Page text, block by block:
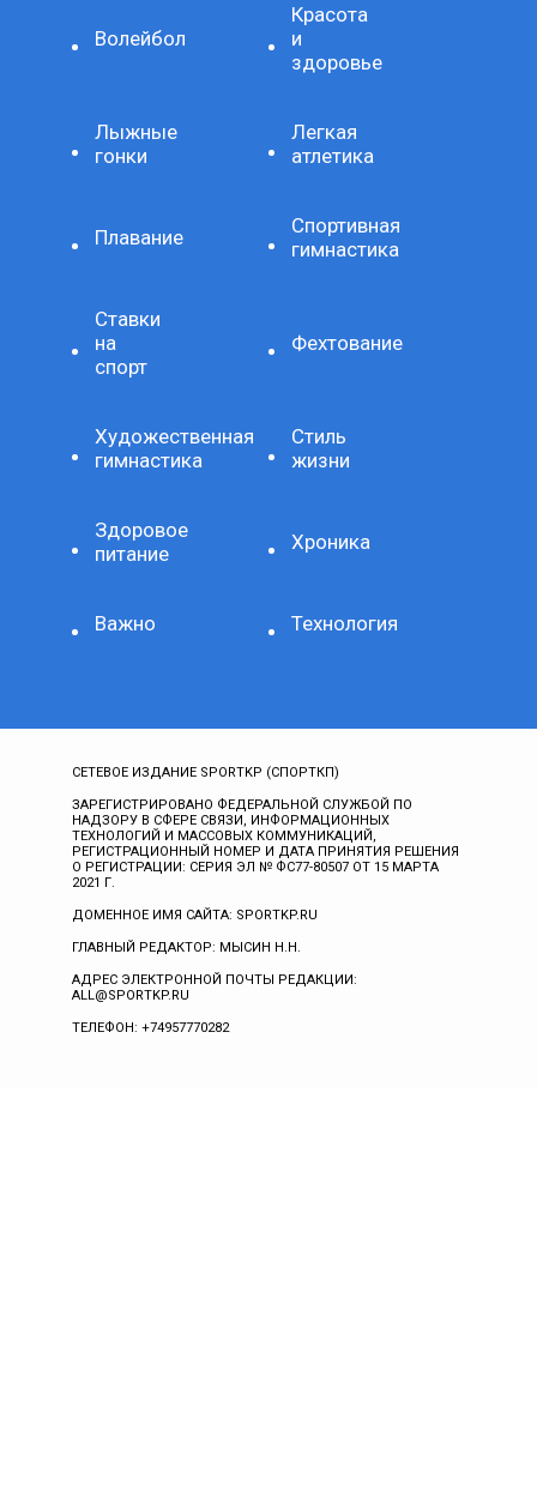
Волейбол
Красота
и
здоровье
Лыжные
гонки
Легкая
атлетика
Плавание
Спортивная
гимнастика
Ставки
на
спорт
Фехтование
Художественная
гимнастика
Стиль
жизни
Здоровое
питание
Хроника
Важно Технология
СЕТЕВОЕ ИЗДАНИЕ SPORTKP (СПОРТКП)
ЗАРЕГИСТРИРОВАНО ФЕДЕРАЛЬНОЙ СЛУЖБОЙ ПО
НАДЗОРУ В СФЕРЕ СВЯЗИ, ИНФОРМАЦИОННЫХ
ТЕХНОЛОГИЙ И МАССОВЫХ КОММУНИКАЦИЙ,
РЕГИСТРАЦИОННЫЙ НОМЕР И ДАТА ПРИНЯТИЯ РЕШЕНИЯ
О РЕГИСТРАЦИИ: СЕРИЯ ЭЛ № ФС77-80507 ОТ 15 МАРТА
2021 Г.
ДОМЕННОЕ ИМЯ САЙТА: SPORTKP.RU
ГЛАВНЫЙ РЕДАКТОР: МЫСИН Н.Н.
АДРЕС ЭЛЕКТРОННОЙ ПОЧТЫ РЕДАКЦИИ:
ALL@SPORTKP.RU
ТЕЛЕФОН: +74957770282